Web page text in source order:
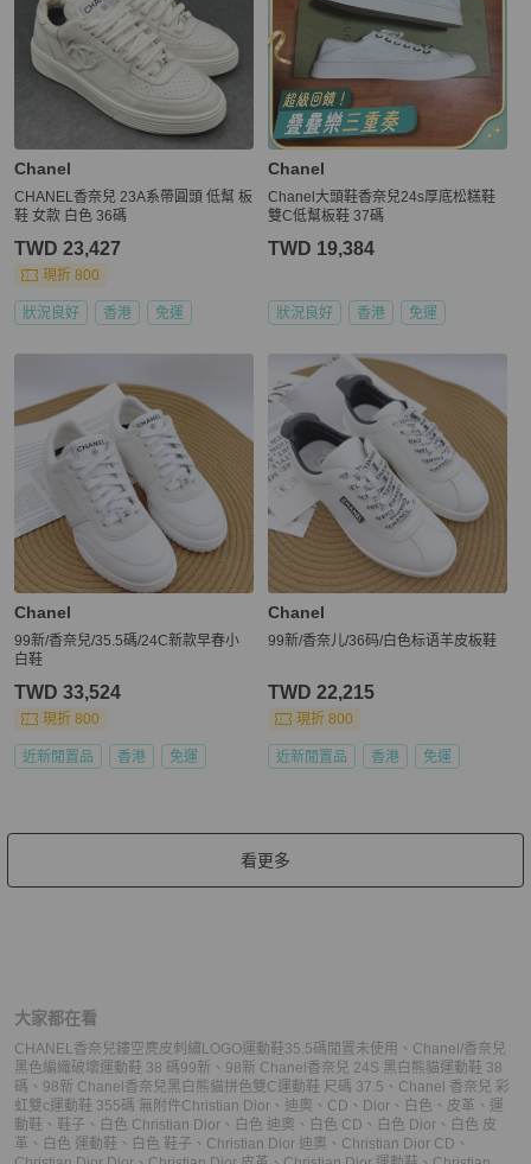
Chanel
CHANEL香奈兒 23A系帶圓頭 低幫 板
鞋 女款 白色 36碼
TWD 23,427
現折 800
狀況良好 香港 免運
Chanel
Chanel大頭鞋香奈兒24s厚底松糕鞋
雙C低幫板鞋 37碼
TWD 19,384
狀況良好 香港 免運
Chanel
99新/香奈兒/35.5碼/24C新款早春小
白鞋
TWD 33,524
現折 800
近新閒置品 香港 免運
Chanel
99新/香奈儿/36码/白色标语羊皮板鞋
TWD 22,215
現折 800
近新閒置品 香港 免運
看更多
大家都在看
CHANEL香奈兒鏤空麂皮刺繡LOGO運動鞋35.5碼閒置未使用 、 Chanel/香奈兒
黑色編織破壞運動鞋 38 碼99新 、 98新 Chanel香奈兒 24S 黑白熊貓運動鞋 38
碼 、 98新 Chanel香奈兒黑白熊貓拼色雙C運動鞋 尺碼 37.5 、 Chanel 香奈兒 彩
虹雙c運動鞋 355碼 無附件Christian Dior 、 迪奧 、 CD 、 Dior 、 白色 、 皮革 、 運
動鞋 、 鞋子 、 白色 Christian Dior 、 白色 迪奧 、 白色 CD 、 白色 Dior 、 白色 皮
革 、 白色 運動鞋 、 白色 鞋子 、 Christian Dior 迪奧 、 Christian Dior CD 、